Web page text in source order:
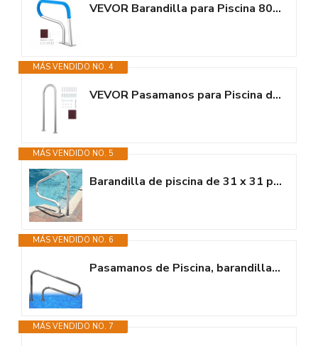
VEVOR Barandilla para Piscina 805 x 585 mm Pasamanos para Piscina de Acero...
MÁS VENDIDO NO. 4
VEVOR Pasamanos para Piscina de Aluminio con Placa Base para Piscinas...
MÁS VENDIDO NO. 5
Barandilla de piscina de 31 x 31 pulgadas Barandilla de piscina de acero...
MÁS VENDIDO NO. 6
Pasamanos de Piscina, barandillas de Escalera de Piscina de Acero...
MÁS VENDIDO NO. 7